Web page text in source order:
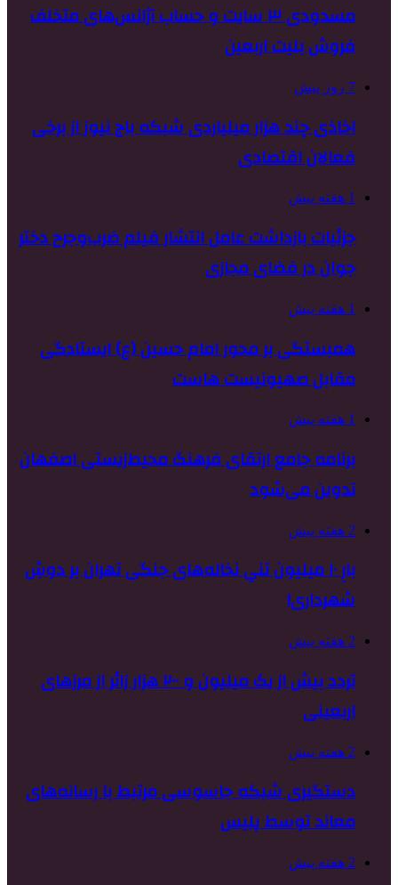
مسدودی ۳ سایت و حساب آژانس‌های متخلف
فروش بلیت اربعین
7 روز پیش
اخاذی چند هزار میلیاردی شبکه باج نیوز از برخی
فعالان اقتصادی
1 هفته پیش
جزئیات بازداشت عامل انتشار فیلم ضرب‌وجرح دختر
جوان در فضای مجازی
1 هفته پیش
همبستگی بر محور امام حسین (ع) ایستادگی
مقابل صهیونیست هاست
1 هفته پیش
برنامه جامع ارتقای فرهنگ محیط‌زیستی اصفهان
تدوین می‌شود
2 هفته پیش
بارِ ۱۰ میلیون تنیِ نخاله‌های جنگی تهران بر دوشِ
شهرداری!
2 هفته پیش
تردد بیش از یک میلیون و ۲۰۰ هزار زائر از مرزهای
اربعینی
2 هفته پیش
دستگیری شبکه جاسوسی مرتبط با رسانه‌های
معاند توسط پلیس
2 هفته پیش